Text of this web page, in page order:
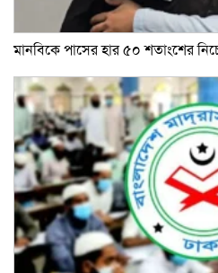
মানবিকে পাসের হার ৫০ শতাংশের